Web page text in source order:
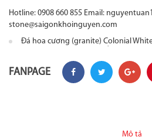
Hotline: 0908 660 855 Email:
stone@saigonkhoinguyen.com
Đá hoa cương (granite) Colonial
phân phối khắp bề mặt đá. Với đặc
chúng phù hợp cho các hạng mục
FANPAGE
Mô tả